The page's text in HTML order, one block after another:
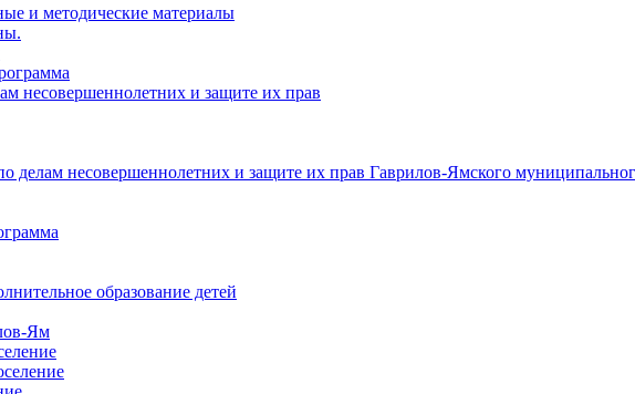
и методические материалы
несовершеннолетних и защите их прав
делам несовершеннолетних и защите их прав Гаврилов-Ямского
образование детей
Ям